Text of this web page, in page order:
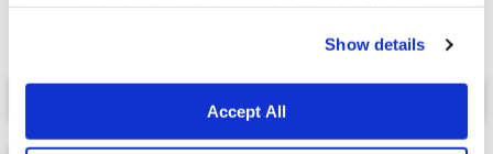
Show details
Accept All
Select a tab